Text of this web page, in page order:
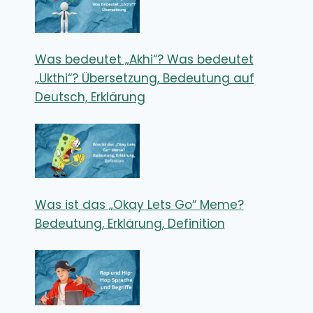
Was bedeutet „Akhi“? Was bedeutet
„Ukthi“? Übersetzung, Bedeutung auf
Deutsch, Erklärung
Was ist das „Okay Lets Go“ Meme?
Bedeutung, Erklärung, Definition